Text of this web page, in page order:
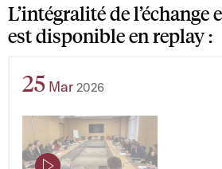
L’intégralité de
est disponible en replay :
25 Mar 2026